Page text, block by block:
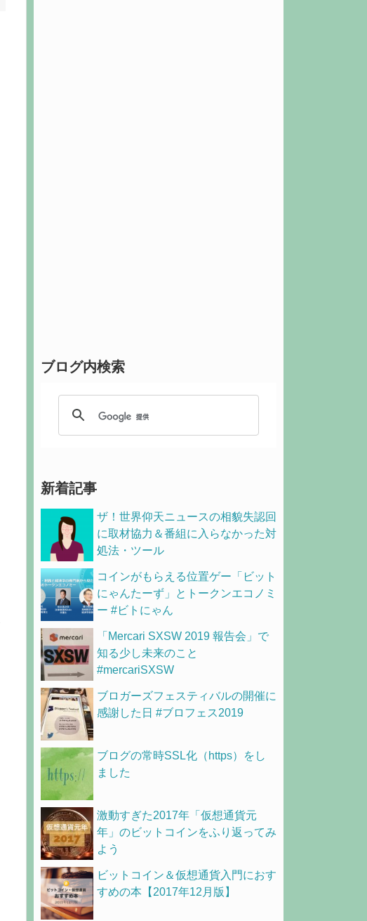
ブログ内検索
新着記事
ザ！世界仰天ニュースの相貌失認回
に取材協力＆番組に入らなかった対
処法・ツール
コインがもらえる位置ゲー「ビット
にゃんたーず」とトークンエコノミ
ー #ビトにゃん
「Mercari SXSW 2019 報告会」で
知る少し未来のこと
#mercariSXSW
ブロガーズフェスティバルの開催に
感謝した日 #ブロフェス2019
ブログの常時SSL化（https）をし
ました
激動すぎた2017年「仮想通貨元
年」のビットコインをふり返ってみ
よう
ビットコイン＆仮想通貨入門におす
すめの本【2017年12月版】